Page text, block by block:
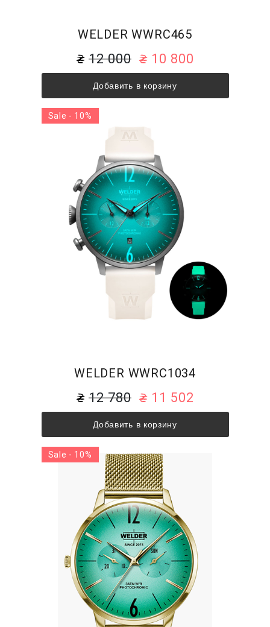
WELDER WWRC465
12 000 10 800
Добавить в корзину
WELDER WWRC1034
12 780 11 502
Добавить в корзину
Sale - 10%
Sale - 10%